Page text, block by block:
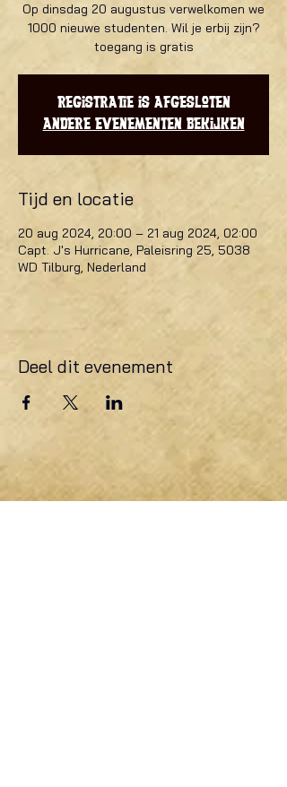
Op dinsdag 20 augustus verwelkomen we
1000 nieuwe studenten. Wil je erbij zijn?
toegang is gratis
Registratie is afgesloten
Andere evenementen bekijken
Tijd en locatie
20 aug 2024, 20:00 – 21 aug 2024, 02:00
Capt. J's Hurricane, Paleisring 25, 5038
WD Tilburg, Nederland
Deel dit evenement